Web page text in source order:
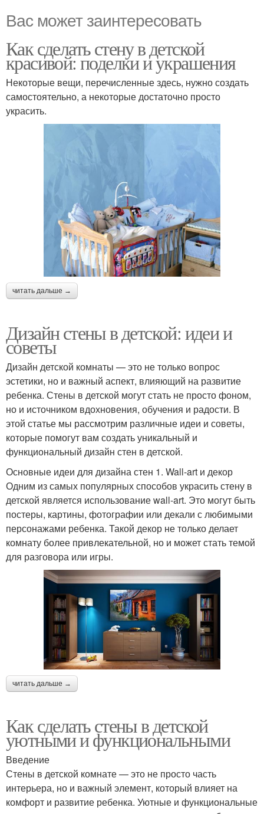
Вас может заинтересовать
Как сделать стену в детской
красивой: поделки и украшения
Некоторые вещи, перечисленные здесь, нужно создать
самостоятельно, а некоторые достаточно просто
украсить.
читать дальше →
Дизайн стены в детской: идеи и
советы
Дизайн детской комнаты — это не только вопрос
эстетики, но и важный аспект, влияющий на развитие
ребенка. Стены в детской могут стать не просто фоном,
но и источником вдохновения, обучения и радости. В
этой статье мы рассмотрим различные идеи и советы,
которые помогут вам создать уникальный и
функциональный дизайн стен в детской.
Основные идеи для дизайна стен 1. Wall-art и декор
Одним из самых популярных способов украсить стену в
детской является использование wall-art. Это могут быть
постеры, картины, фотографии или декали с любимыми
персонажами ребенка. Такой декор не только делает
комнату более привлекательной, но и может стать темой
для разговора или игры.
читать дальше →
Как сделать стены в детской
уютными и функциональными
Введение
Стены в детской комнате — это не просто часть
интерьера, но и важный элемент, который влияет на
комфорт и развитие ребенка. Уютные и функциональные